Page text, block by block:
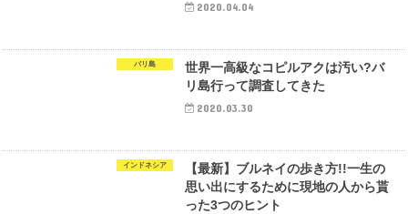
2020.04.04
バリ島
世界一高級なコピルアクは汚い?バ
リ島行って調査してきた
2020.03.30
インドネシア
【最新】ブルネイの歩き方!!一生の
思い出にするために現地の人から貰
った3つのヒント